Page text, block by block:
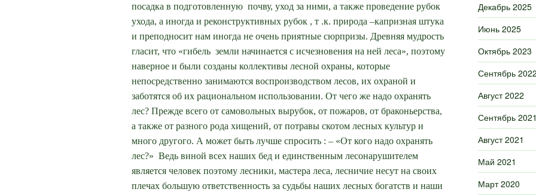
посадка в подготовленную почву, уход за ними, а также проведение рубок
ухода, а иногда и реконструктивных рубок , т .к. природа –капризная штука
и преподносит нам иногда не очень приятные сюрпризы. Древняя мудрость
гласит, что «гибель земли начинается с исчезновения на ней леса», поэтому
наверное и были созданы коллективы лесной охраны, которые
непосредственно занимаются воспроизводством лесов, их охраной и
заботятся об их рациональном использовании. От чего же надо охранять
лес? Прежде всего от самовольных вырубок, от пожаров, от браконьерства,
а также от разного рода хищений, от потравы скотом лесных культур и
много другого. А может быть лучше спросить : – «От кого надо охранять
лес?» Ведь виной всех наших бед и единственным лесонарушителем
является человек поэтому лесники, мастера леса, лесничие несут на своих
плечах большую ответственность за судьбы наших лесных богатств и наши
Декабрь 2025
Июнь 2025
Октябрь 2023
Сентябрь 2022
Август 2022
Сентябрь 2021
Август 2021
Май 2021
Март 2020